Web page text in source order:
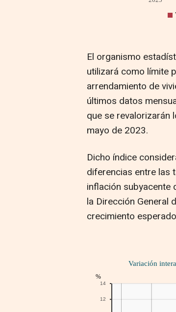
El organismo
utilizará como límite
arrendamiento de
últimos datos
que se
mayo de 2023.
Dicho índice
diferencias entre las
inflación subyacente
la Dirección General
crecimiento